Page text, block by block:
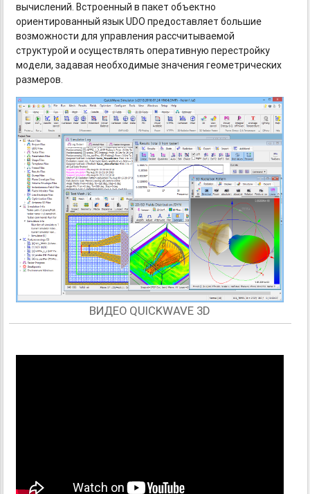
вычислений. Встроенный в пакет объектно
ориентированный язык UDO предоставляет большие
возможности для управления рассчитываемой
структурой и осуществлять оперативную перестройку
модели, задавая необходимые значения геометрических
размеров.
ВИДЕО QUICKWAVE 3D